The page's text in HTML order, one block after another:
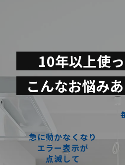
10年以上使
こんなお悩み
急に動かなくなり
エラー表示が
点滅して